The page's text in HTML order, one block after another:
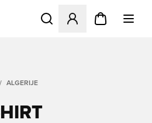
Opent een venster om in
ALGERIJE